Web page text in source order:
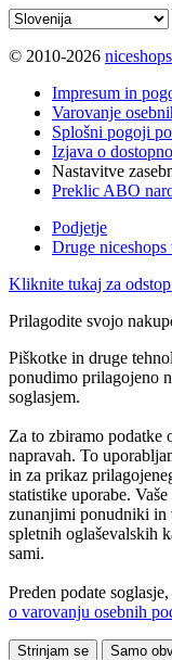
© 2010-2026
Impresum in
Varovanje
Splošni pogoji
Izjava o
Nastavitve
Preklic ABO
Podjetje
Druge niceshops
Kliknite tukaj za
Prilagodite svojo
Piškotke in druge
ponudimo prilagojeno
soglasjem.
Za to zbiramo podatke
napravah. To
in za prikaz
statistike uporabe.
zunanjimi ponudniki in
spletnih oglaševalskih
sami.
Preden podate
o varovanju osebnih
Strinjam se Samo